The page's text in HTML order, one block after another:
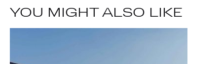
YOU MIGHT ALSO LIKE